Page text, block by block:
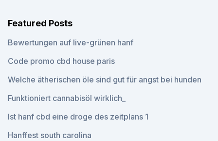
Featured Posts
Bewertungen auf live-grünen hanf
Code promo cbd house paris
Welche ätherischen öle sind gut für angst bei hunden
Funktioniert cannabisöl wirklich_
Ist hanf cbd eine droge des zeitplans 1
Hanffest south carolina